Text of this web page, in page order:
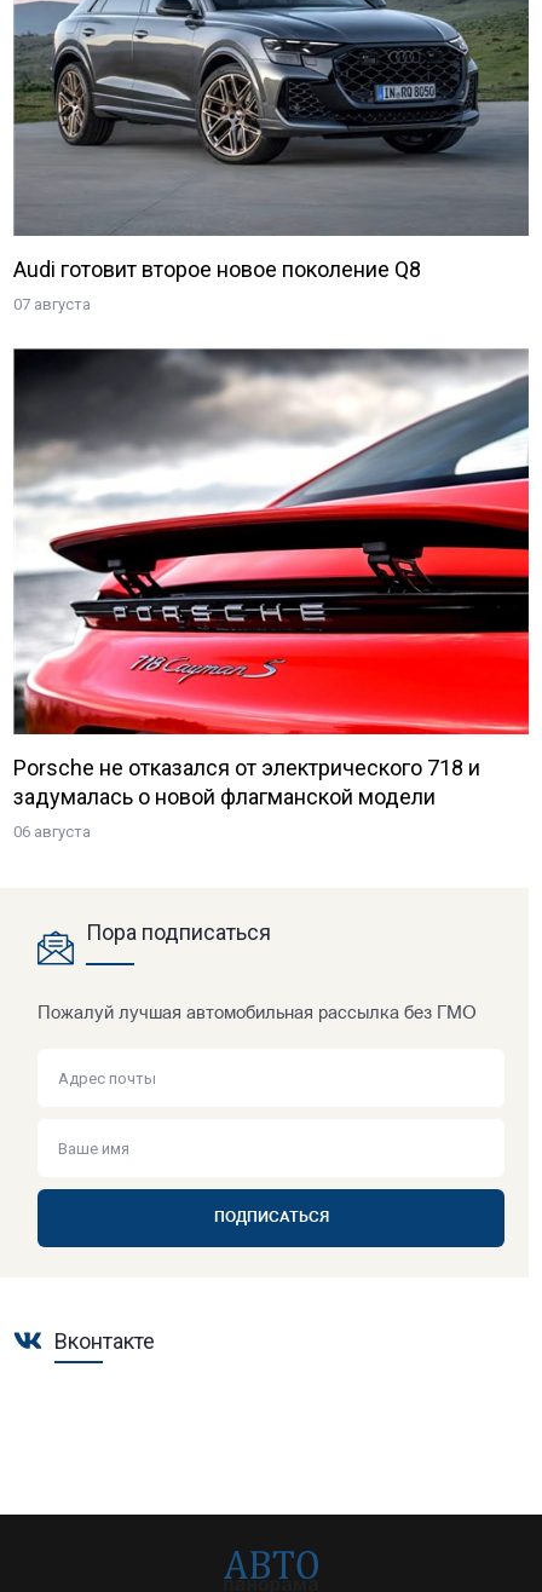
Audi готовит второе новое поколение Q8
07 августа
Porsche не отказался от электрического 718 и
задумалась о новой флагманской модели
06 августа
Пора подписаться
Пожалуй лучшая автомобильная рассылка без ГМО
ПОДПИСАТЬСЯ
Вконтакте